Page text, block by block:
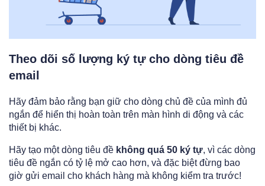
Theo dõi số lượng ký tự cho dòng tiêu đề
email
Hãy đảm bảo rằng bạn giữ cho dòng chủ đề của mình đủ
ngắn để hiển thị hoàn toàn trên màn hình di động và các
thiết bị khác.
Hãy tạo một dòng tiêu đề không quá 50 ký tự, vì các dòng
tiêu đề ngắn có tỷ lệ mở cao hơn, và đặc biệt đừng bao
giờ gửi email cho khách hàng mà không kiểm tra trước!